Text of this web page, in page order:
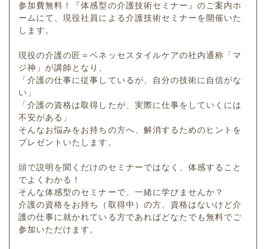
参加費無料！『体感型の介護技術セミナー』のご案内ホ
ームにて、現役社員による介護技術セミナーを開催いた
します。
現役の介護の匠＝ベネッセスタイルケアの社内通称「マ
ジ神」が講師となり、
「介護の仕事に従事しているが、自分の技術に自信がな
い」
「介護の資格は取得したが、実際に仕事をしていくには
不安がある」
そんなお悩みをお持ちの方へ、解消するためのヒントを
プレゼントいたします。
頭で説明を聞くだけのセミナーではなく、体感すること
でよくわかる！
そんな体感型のセミナーで、一緒に学びませんか？
介護の資格をお持ち（取得中）の方、資格はないけど介
護の仕事に就かれている方であればどなたでも無料でご
参加いただけます。